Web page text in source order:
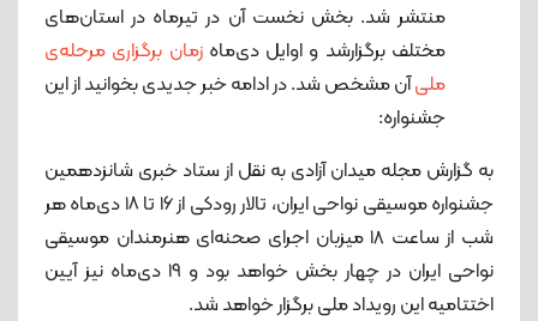
منتشر شد. بخش نخست آن در تیرماه در استان‌های
مختلف برگزارشد و اوایل دی‌ماهزمان برگزاری مرحله‌ی
ملیآن مشخص شد. در ادامه خبر جدیدی بخوانید از این
جشنواره:
به گزارش مجله میدان آزادی به نقل از ستاد خبری شانزدهمین
جشنواره موسیقی نواحی ایران، تالار رودکی از ۱۶ تا ۱۸ دی‌ماه هر
شب از ساعت 18 میزبان اجرای صحنه‌ای هنرمندان موسیقی
نواحی ایران در چهار بخش خواهد بود و ۱۹ دی‌ماه نیز آیین
اختتامیه این رویداد ملی برگزار خواهد شد.